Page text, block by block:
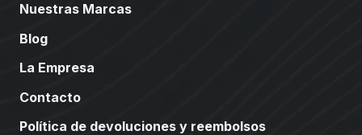
Nuestras Marcas
Blog
La Empresa
Contacto
Política de devoluciones y reembolsos